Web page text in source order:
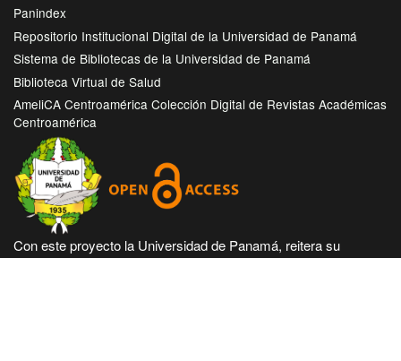
Panindex
Repositorio Institucional Digital de la Universidad de Panamá
Sistema de Bibliotecas de la Universidad de Panamá
Biblioteca Virtual de Salud
AmeliCA Centroamérica Colección Digital de Revistas Académicas
Centroamérica
Con este proyecto la Universidad de Panamá, reitera su